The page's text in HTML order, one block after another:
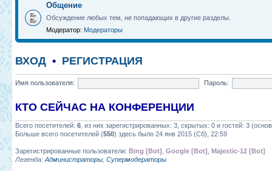
Общение
Обсуждение любых тем, не попадающих в другие разделы.
Модератор: Модераторы
ВХОД • РЕГИСТРАЦИЯ
Имя пользователя: Пароль:
КТО СЕЙЧАС НА КОНФЕРЕНЦИИ
Всего посетителей: 6 , из них зарегистрированных: 3, скрытых: 0 и гостей: 3
Больше всего посетителей (550) здесь было 24 янв 2015 (Сб), 22:59
Зарегистрированные пользователи: Bing [Bot] Google [Bot] Majestic-12 [Bot]
Легенда: Администраторы Супермодераторы